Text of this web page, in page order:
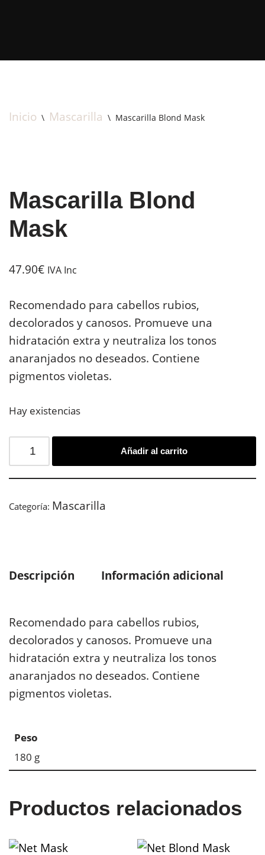
Inicio \ Mascarilla \ Mascarilla Blond Mask
Mascarilla Blond
Mask
47.90€ IVA Inc
Recomendado para cabellos rubios,
decolorados y canosos. Promueve una
hidratación extra y neutraliza los tonos
anaranjados no deseados. Contiene
pigmentos violetas.
Hay existencias
Añadir al carrito
Categoría: Mascarilla
Descripción Información adicional
Recomendado para cabellos rubios,
decolorados y canosos. Promueve una
hidratación extra y neutraliza los tonos
anaranjados no deseados. Contiene
pigmentos violetas.
Peso
180 g
Productos relacionados